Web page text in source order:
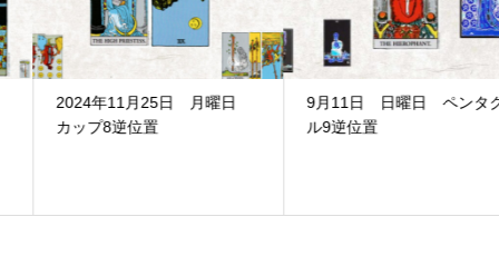
2024年11月25日 月曜日
カップ8逆位置
9月11日 日曜日 ペンタク
ル9逆位置